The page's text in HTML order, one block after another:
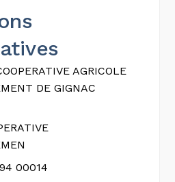
AGRICOLE
DE GIGNAC
00014